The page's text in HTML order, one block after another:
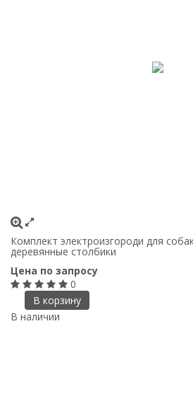
Комплект электроизгороди для
деревянные столбики
Цена по запросу
0
В корзину
В наличии